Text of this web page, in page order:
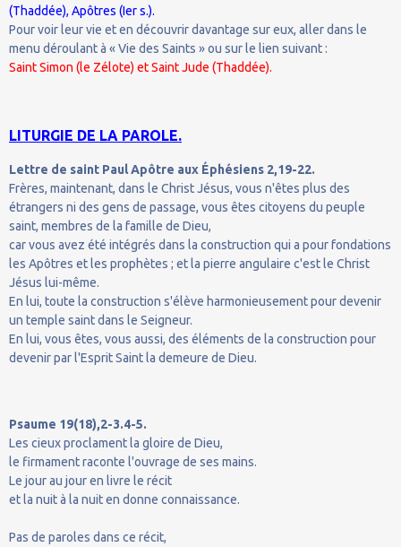
(Thaddée), Apôtres (Ier s.).
Pour voir leur vie et en découvrir davantage sur eux, aller dans le
menu déroulant à « Vie des Saints » ou sur le lien suivant :
Saint Simon (le Zélote) et Saint Jude (Thaddée).
LITURGIE DE LA PAROLE.
Lettre de saint Paul Apôtre aux Éphésiens 2,19-22.
Frères, maintenant, dans le Christ Jésus, vous n'êtes plus des
étrangers ni des gens de passage, vous êtes citoyens du peuple
saint, membres de la famille de Dieu,
car vous avez été intégrés dans la construction qui a pour fondations
les Apôtres et les prophètes ; et la pierre angulaire c'est le Christ
Jésus lui-même.
En lui, toute la construction s'élève harmonieusement pour devenir
un temple saint dans le Seigneur.
En lui, vous êtes, vous aussi, des éléments de la construction pour
devenir par l'Esprit Saint la demeure de Dieu.
Psaume 19(18),2-3.4-5.
Les cieux proclament la gloire de Dieu,
le firmament raconte l'ouvrage de ses mains.
Le jour au jour en livre le récit
et la nuit à la nuit en donne connaissance.
Pas de paroles dans ce récit,